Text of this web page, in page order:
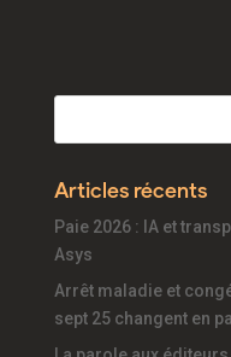
Articles récents
Paie 2026 : IA et
Asys
Arrêt maladie et
sept 25 changent en